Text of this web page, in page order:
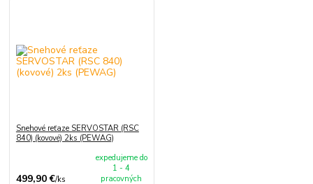
Snehové reťaze SERVOSTAR (RSC
840) (kovové) 2ks (PEWAG)
499,90 €/ks
expedujeme do
1 - 4
pracovných